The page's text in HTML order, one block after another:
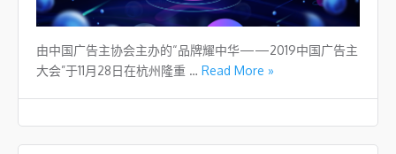
由中国广告主协会主办的“品牌耀中华——2019中国广告主
大会”于11月28日在杭州隆重 … Read More »